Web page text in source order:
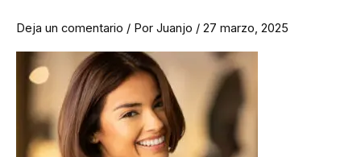
Deja un comentario / Por Juanjo / 27 marzo, 2025